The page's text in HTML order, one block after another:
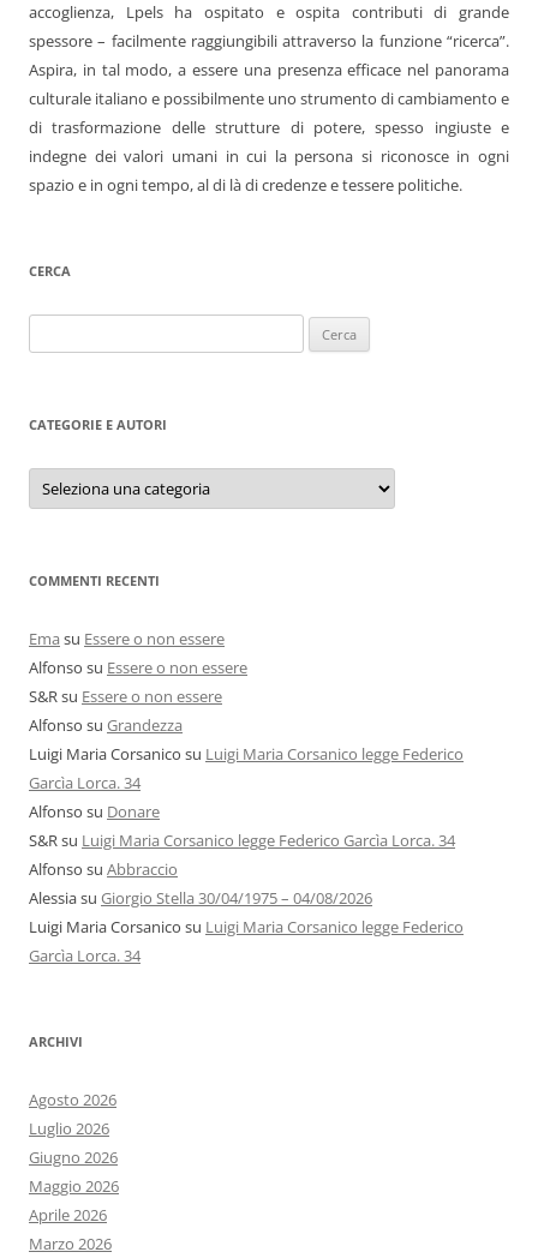
accoglienza, Lpels ha ospitato e ospita contributi di grande
spessore – facilmente raggiungibili attraverso la funzione “ricerca”.
Aspira, in tal modo, a essere una presenza efficace nel panorama
culturale italiano e possibilmente uno strumento di cambiamento e
di trasformazione delle strutture di potere, spesso ingiuste e
indegne dei valori umani in cui la persona si riconosce in ogni
spazio e in ogni tempo, al di là di credenze e tessere politiche.
CERCA
per:
CATEGORIE E AUTORI
Categorie
autori
COMMENTI RECENTI
Ema su Essere o non essere
Alfonso su Essere o non essere
S&Rsu Essere o non essere
Alfonso su Grandezza
Luigi Maria Corsanico su Luigi Maria Corsanico legge Federico
Garcìa Lorca. 34
Alfonso su Donare
S&Rsu Luigi Maria Corsanico legge Federico Garcìa Lorca. 34
Alfonso su Abbraccio
Alessiasu Giorgio Stella 30/04/1975 – 04/08/2026
Luigi Maria Corsanico su Luigi Maria Corsanico legge Federico
Garcìa Lorca. 34
ARCHIVI
Agosto 2026
Luglio 2026
Giugno 2026
Maggio 2026
Aprile 2026
Marzo 2026